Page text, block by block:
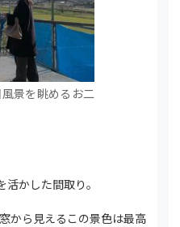
景を眺めるお二
かした間取り。
から見えるこの景色は最高